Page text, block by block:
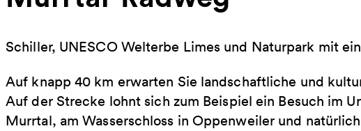
Schiller, UNESCO Welterbe Limes und Naturpark mit
Auf knapp 40 km erwarten Sie landschaftliche und
Auf der Strecke lohnt sich zum Beispiel ein Besuch im
Murrtal, am Wasserschloss in Oppenweiler und